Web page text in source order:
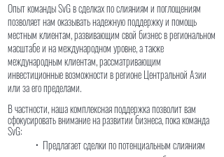
Опыт команды SvG в сделках по слияниям и поглощениям
позволяет нам оказывать надежную поддержку и помощь
местным клиентам, развивающим свой бизнес в региональном
масштабе и на международном уровне, а также
международным клиентам, рассматривающим
инвестиционные возможности в регионе Центральной Азии
или за его пределами.
В частности, наша комплексная поддержка позволит вам
сфокусировать внимание на развитии бизнеса, пока команда
SvG:
• Предлагает сделки по потенциальным слияниям